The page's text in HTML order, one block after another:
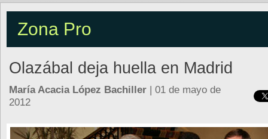
Zona Pro
Olazábal deja huella en Madrid
María Acacia López Bachiller | 01 de mayo de
2012